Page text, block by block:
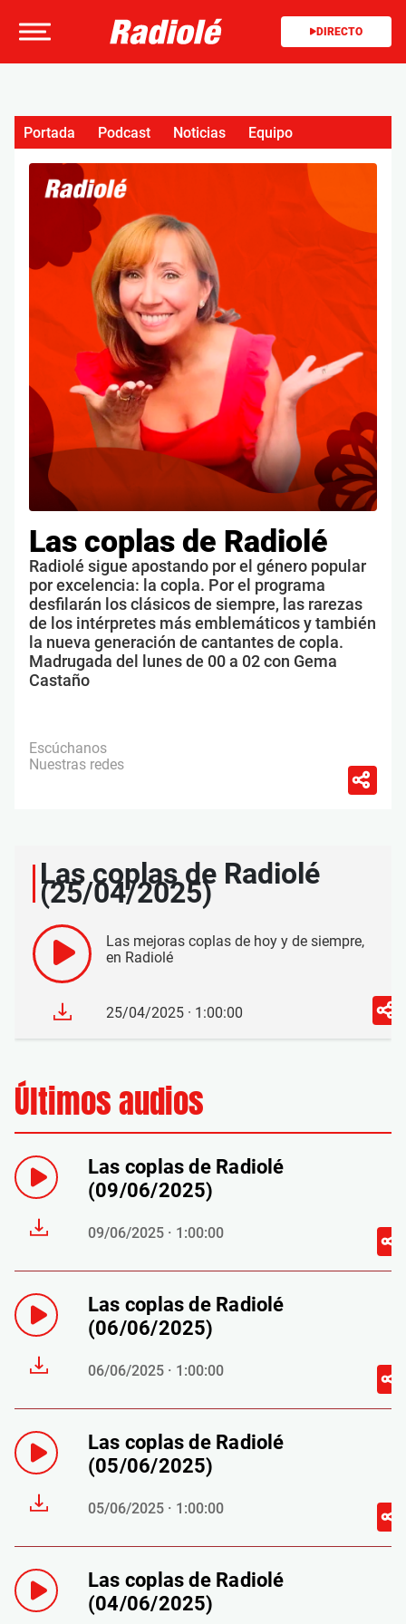
DIRECTO
Las coplas de Radiolé
Radiolé sigue apostando por el género popular
por excelencia: la copla. Por el programa
desfilarán los clásicos de siempre, las rarezas
de los intérpretes más emblemáticos y también
la nueva generación de cantantes de copla.
Madrugada del lunes de 00 a 02 con Gema
Castaño
Escúchanos
Nuestras redes
Portada Podcast Noticias Equipo
Las coplas de Radiolé
(25/04/2025)
Las mejoras coplas de hoy y de siempre,
en Radiolé
25/04/2025 · 1:00:00
Últimos audios
Las coplas de Radiolé
(09/06/2025)
09/06/2025 · 1:00:00
Las coplas de Radiolé
(06/06/2025)
06/06/2025 · 1:00:00
Las coplas de Radiolé
(05/06/2025)
05/06/2025 · 1:00:00
Las coplas de Radiolé
(04/06/2025)